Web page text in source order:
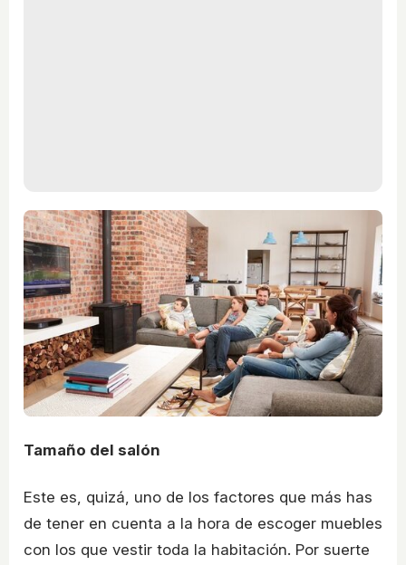
Tamaño del salón
Este es, quizá, uno de los factores que más has
de tener en cuenta a la hora de escoger muebles
con los que vestir toda la habitación. Por suerte